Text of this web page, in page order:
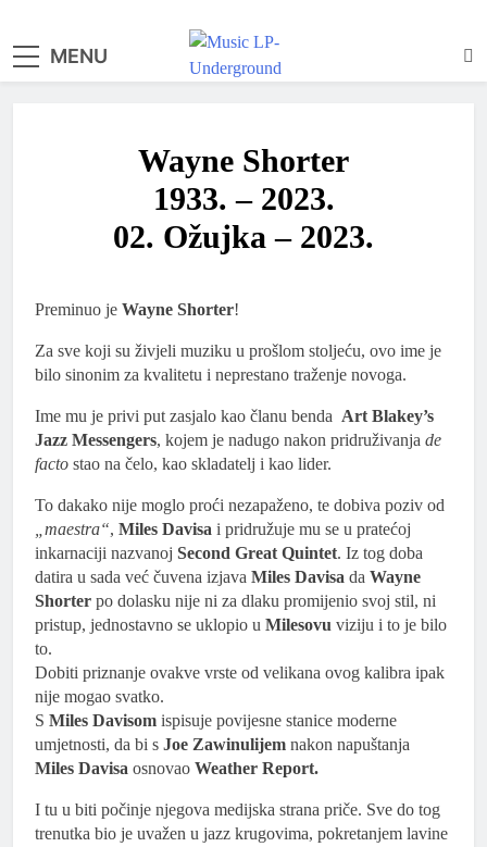
content
MENU
Wayne Shorter
1933. – 2023.
02. Ožujka – 2023.
Preminuo je Wayne Shorter!
Za sve koji su živjeli muziku u prošlom stoljeću, ovo ime je
bilo sinonim za kvalitetu i neprestano traženje novoga.
Ime mu je privi put zasjalo kao članu benda Art Blakey’s
Jazz Messengers, kojem je nadugo nakon pridruživanja de
facto stao na čelo, kao skladatelj i kao lider.
To dakako nije moglo proći nezapaženo, te dobiva poziv od
„maestra“, Miles Davisa i pridružuje mu se u pratećoj
inkarnaciji nazvanoj Second Great Quintet. Iz tog doba
datira u sada već čuvena izjava Miles Davisa da Wayne
Shorter po dolasku nije ni za dlaku promijenio svoj stil, ni
pristup, jednostavno se uklopio u Milesovu viziju i to je bilo
to.
Dobiti priznanje ovakve vrste od velikana ovog kalibra ipak
nije mogao svatko.
S Miles Davisom ispisuje povijesne stanice moderne
umjetnosti, da bi s Joe Zawinulijem nakon napuštanja
Miles Davisa osnovao Weather Report.
I tu u biti počinje njegova medijska strana priče. Sve do tog
trenutka bio je uvažen u jazz krugovima, pokretanjem lavine